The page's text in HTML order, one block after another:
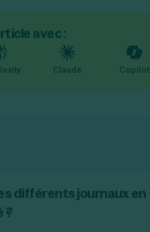
avec :
Claude Copilot
différents journaux en
?